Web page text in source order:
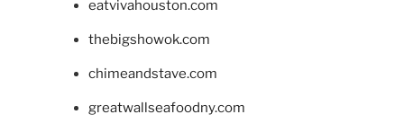
eatvivahouston.com
thebigshowok.com
chimeandstave.com
greatwallseafoodny.com